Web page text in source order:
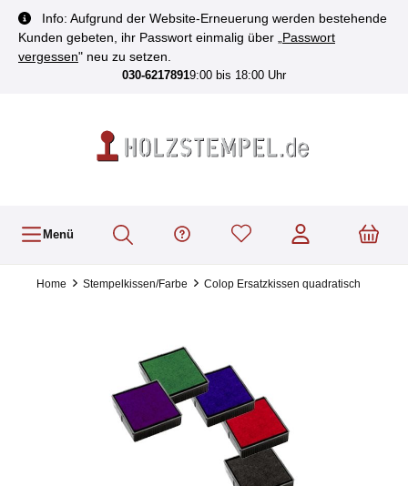
springen
Info: Aufgrund der Website-Erneuerung werden bestehende
Kunden gebeten, ihr Passwort einmalig über „ Passwort
vergessen" neu zu setzen.
030-62178919:00 bis 18:00 Uhr
Menü
Home Stempelkissen/Farbe Colop Ersatzkissen quadratisch